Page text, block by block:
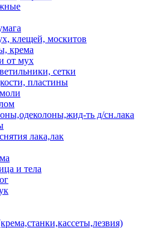
клещей, москитов
крема
от мух
сетки
пластины
ть д/сн.лака
лака,лак
и тела